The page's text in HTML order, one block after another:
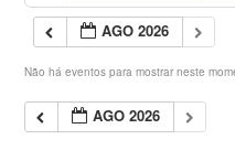
AGO 2026
Não há eventos para mostrar neste
AGO 2026